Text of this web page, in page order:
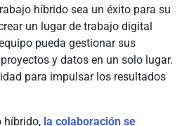
híbrido sea un éxito para su
un lugar de trabajo digital
pueda gestionar sus
y datos en un solo lugar.
para impulsar los resultados
híbrido, la colaboración se